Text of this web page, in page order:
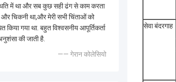
में था और सब कुछ सही ढंग से काम करता
चिकनी था,और मेरी सभी चिंताओं को
किया गया था. बहुत विश्वसनीय आपूर्तिकर्ता
की जाती है.
—— गेरान कोलेसियो
सेवा बंदरगाह